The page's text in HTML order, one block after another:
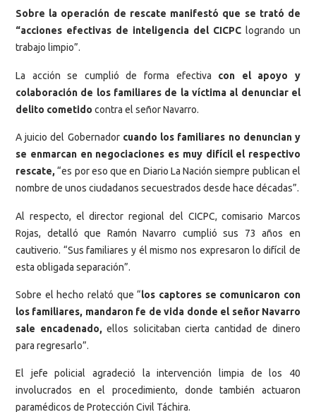
Sobre la operación de rescate manifestó que se trató de
“acciones efectivas de inteligencia del CICPC logrando un
trabajo limpio”.
La acción se cumplió de forma efectiva con el apoyo y
colaboración de los familiares de la víctima al denunciar el
delito cometido contra el señor Navarro.
A juicio del Gobernador cuando los familiares no denuncian y
se enmarcan en negociaciones es muy difícil el respectivo
rescate, “es por eso que en Diario La Nación siempre publican el
nombre de unos ciudadanos secuestrados desde hace décadas”.
Al respecto, el director regional del CICPC, comisario Marcos
Rojas, detalló que Ramón Navarro cumplió sus 73 años en
cautiverio. “Sus familiares y él mismo nos expresaron lo difícil de
esta obligada separación”.
Sobre el hecho relató que “los captores se comunicaron con
los familiares, mandaron fe de vida donde el señor Navarro
sale encadenado, ellos solicitaban cierta cantidad de dinero
para regresarlo”.
El jefe policial agradeció la intervención limpia de los 40
involucrados en el procedimiento, donde también actuaron
paramédicos de Protección Civil Táchira.